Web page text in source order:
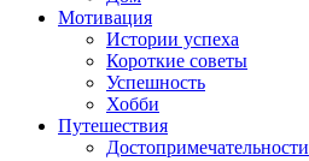
Мотивация
Истории успеха
Короткие советы
Успешность
Хобби
Путешествия
Достопримечательности